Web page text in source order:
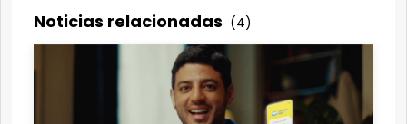
Noticias relacionadas (4)